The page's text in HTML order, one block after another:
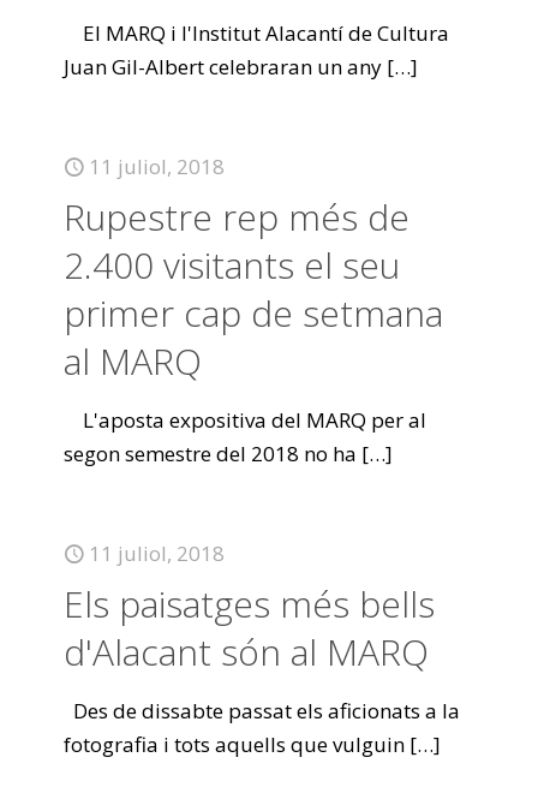
El MARQ i l'Institut Alacantí de Cultura
Juan Gil-Albert celebraran un any […]
11 juliol, 2018
Rupestre rep més de
2.400 visitants el seu
primer cap de setmana
al MARQ
L'aposta expositiva del MARQ per al
segon semestre del 2018 no ha […]
11 juliol, 2018
Els paisatges més bells
d'Alacant són al MARQ
Des de dissabte passat els aficionats a la
fotografia i tots aquells que vulguin […]